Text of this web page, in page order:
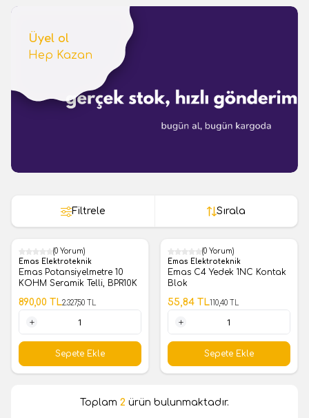
Üyel ol
Hep Kazan
Filtrele Sırala
%62
(0 Yorum)
Emas Elektroteknik
Emas Potansiyelmetre 10
KOHM Seramik Telli, BPR10K
2.327,50
890,00 TL
1 Adet
Sepete Ekle
%49
(0 Yorum)
Emas Elektroteknik
Emas C4 Yedek 1NC Kontak
Blok
110,40
55,84 TL
1 Adet
Sepete Ekle
Toplam 2 ürün bulunmaktadır.